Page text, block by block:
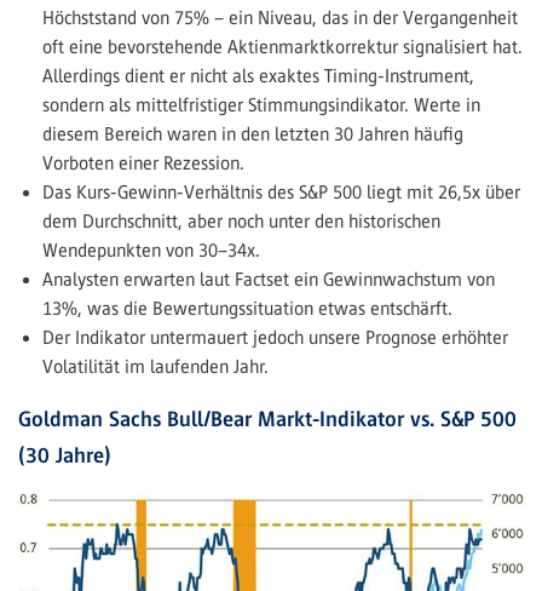
Höchststand von 75% – ein Niveau, das in der Vergangenheit
oft eine bevorstehende Aktienmarktkorrektur signalisiert hat.
Allerdings dient er nicht als exaktes Timing-Instrument,
sondern als mittelfristiger Stimmungsindikator. Werte in
diesem Bereich waren in den letzten 30 Jahren häufig
Vorboten einer Rezession.
Das Kurs-Gewinn-Verhältnis des S&P 500 liegt mit 26,5x über
dem Durchschnitt, aber noch unter den historischen
Wendepunkten von 30–34x.
Analysten erwarten laut Factset ein Gewinnwachstum von
13%, was die Bewertungssituation etwas entschärft.
Der Indikator untermauert jedoch unsere Prognose erhöhter
Volatilität im laufenden Jahr.
Goldman Sachs Bull/Bear Markt-Indikator vs. S&P 500
(30 Jahre)